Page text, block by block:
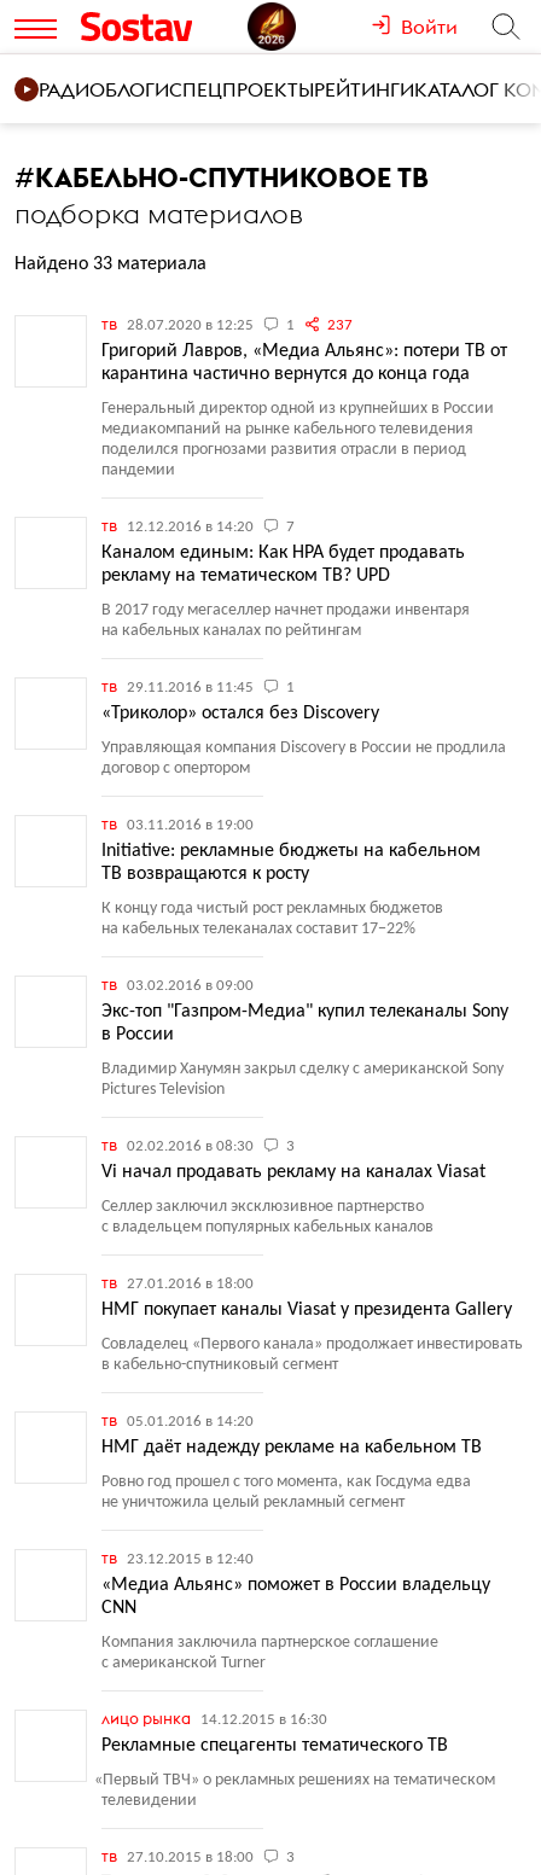
Войти
РАДИОБЛОГИСПЕЦПРОЕКТЫРЕЙТИНГИКАТАЛОГ
#КАБЕЛЬНО-СПУТНИКОВОЕ ТВ
подборка материалов
Найдено 33 материала
тв 28.07.2020 в 12:25 1 237
Григорий Лавров, «Медиа Альянс»: потери ТВ от
карантина частично вернутся до конца года
Генеральный директор одной из крупнейших в России
медиакомпаний на рынке кабельного телевидения
поделился прогнозами развития отрасли в период
пандемии
тв 12.12.2016 в 14:20 7
Каналом единым: Как НРА будет продавать
рекламу на тематическом ТВ? UPD
В 2017 году мегаселлер начнет продажи инвентаря
на кабельных каналах по рейтингам
тв 29.11.2016 в 11:45 1
«Триколор» остался без Discovery
Управляющая компания Discovery в России не продлила
договор с опертором
тв 03.11.2016 в 19:00
Initiative: рекламные бюджеты на кабельном
ТВ возвращаются к росту
К концу года чистый рост рекламных бюджетов
на кабельных телеканалах составит 17−22%
тв 03.02.2016 в 09:00
Экс-топ "Газпром-Медиа" купил телеканалы Sony
в России
Владимир Ханумян закрыл сделку с американской Sony
Pictures Television
тв 02.02.2016 в 08:30 3
Vi начал продавать рекламу на каналах Viasat
Селлер заключил эксклюзивное партнерство
с владельцем популярных кабельных каналов
тв 27.01.2016 в 18:00
НМГ покупает каналы Viasat у президента Gallery
Совладелец «Первого канала» продолжает инвестировать
в кабельно-спутниковый сегмент
тв 05.01.2016 в 14:20
НМГ даёт надежду рекламе на кабельном ТВ
Ровно год прошел с того момента, как Госдума едва
не уничтожила целый рекламный сегмент
тв 23.12.2015 в 12:40
«Медиа Альянс» поможет в России владельцу
CNN
Компания заключила партнерское соглашение
с американской Turner
лицо рынка 14.12.2015 в 16:30
Рекламные спецагенты тематического ТВ
«Первый ТВЧ» о рекламных решениях на тематическом
телевидении
тв 27.10.2015 в 18:00 3